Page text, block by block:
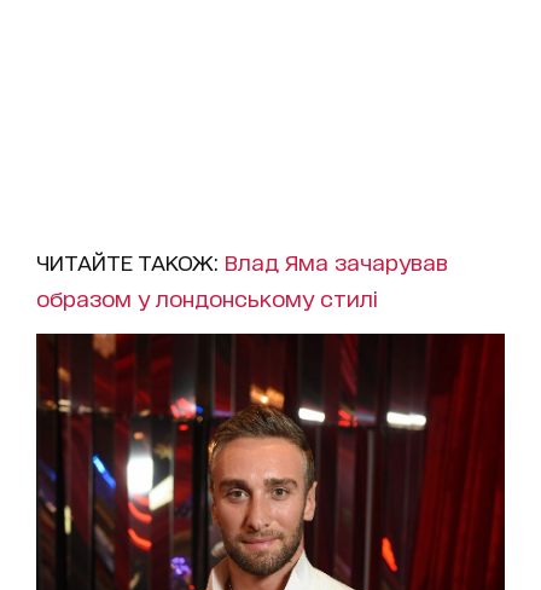
ЧИТАЙТЕ ТАКОЖ: Влад Яма зачарував
образом у лондонському стилі